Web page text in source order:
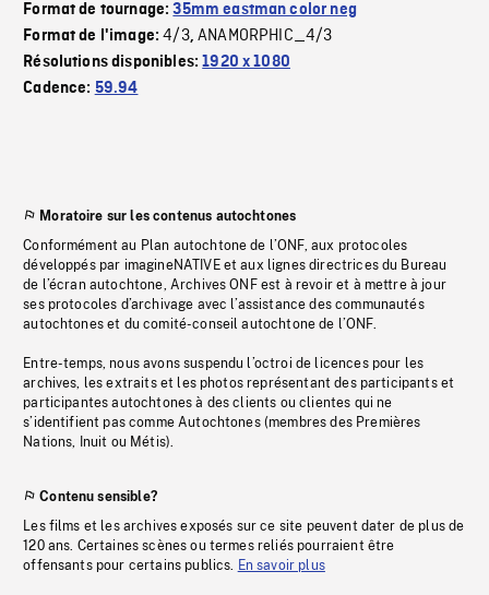
Format de tournage:35mm eastman color neg
Format de l'image:4/3,ANAMORPHIC_4/3
Résolutions disponibles:1920 x 1080
Cadence: 59.94
Moratoire sur les contenus autochtones
Conformément au Plan autochtone de l’ONF, aux protocoles
développés par imagineNATIVE et aux lignes directrices du Bureau
de l’écran autochtone, Archives ONF est à revoir et à mettre à jour
ses protocoles d’archivage avec l’assistance des communautés
autochtones et du comité-conseil autochtone de l’ONF.
Entre-temps, nous avons suspendu l’octroi de licences pour les
archives, les extraits et les photos représentant des participants et
participantes autochtones à des clients ou clientes qui ne
s’identifient pas comme Autochtones (membres des Premières
Nations, Inuit ou Métis).
Contenu sensible?
Les films et les archives exposés sur ce site peuvent dater de plus de
120 ans. Certaines scènes ou termes reliés pourraient être
offensants pour certains publics. En savoir plus